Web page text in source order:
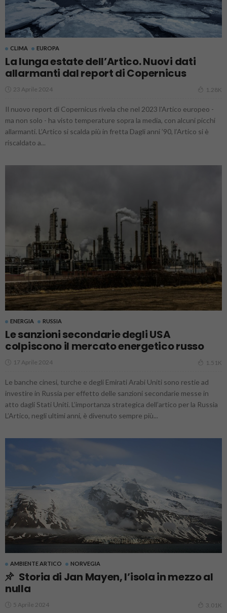
CLIMA EUROPA
La lunga estate dell’Artico. Nuovi dati
allarmanti dal report di Copernicus
23 Aprile 2024 1.28K
Il nuovo report di Copernicus rivela che nel 2023 l'Artico europeo -
ma non solo - ha visto temperature sopra la media, con alcuni picchi
allarmanti. L’Artico si scalda più in fretta Dagli anni ’90, l’Artico si è
riscaldato a...
ENERGIA RUSSIA
Le sanzioni secondarie degli USA
colpiscono il mercato energetico russo
17 Aprile 2024 1.51K
Le banche cinesi, turche e degli Emirati Arabi Uniti sono restie ad
investire in Russia per effetto delle sanzioni secondarie messe in
atto dagli Stati Uniti. L’importanza strategica dell’artico per la Russia
L’Artico, negli ultimi anni, è divenuto sempre più...
AMBIENTE ARTICO NORVEGIA
Storia di Jan Mayen, l’isola in mezzo al
nulla
5 Aprile 2024 3.01K